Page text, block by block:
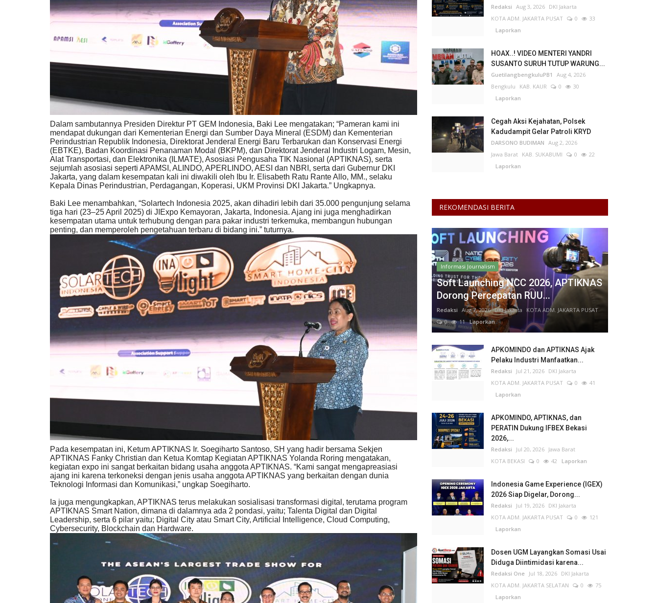
Dalam sambutannya Presiden Direktur PT GEM Indonesia, Baki Lee mengatakan; “Pameran kami ini
mendapat dukungan dari Kementerian Energi dan Sumber Daya Mineral (ESDM) dan Kementerian
Perindustrian Republik Indonesia, Direktorat Jenderal Energi Baru Terbarukan dan Konservasi Energi
(EBTKE), Badan Koordinasi Penanaman Modal (BKPM), dan Direktorat Jenderal Industri Logam, Mesin,
Alat Transportasi, dan Elektronika (ILMATE), Asosiasi Pengusaha TIK Nasional (APTIKNAS), serta
sejumlah asosiasi seperti APAMSI, ALINDO, APERLINDO, AESI dan NBRI, serta dari Gubernur DKI
Jakarta, yang dalam kesempatan kali ini diwakili oleh Ibu Ir. Elisabeth Ratu Rante Allo, MM., selaku
Kepala Dinas Perindustrian, Perdagangan, Koperasi, UKM Provinsi DKI Jakarta.” Ungkapnya.
Baki Lee menambahkan, “Solartech Indonesia 2025, akan dihadiri lebih dari 35.000 pengunjung selama
tiga hari (23–25 April 2025) di JIExpo Kemayoran, Jakarta, Indonesia. Ajang ini juga menghadirkan
kesempatan utama untuk terhubung dengan para pakar industri terkemuka, membangun hubungan
penting, dan memperoleh pengetahuan terbaru di bidang ini.” tuturnya.
Pada kesempatan ini, Ketum APTIKNAS Ir. Soegiharto Santoso, SH yang hadir bersama Sekjen
APTIKNAS Fanky Christian dan Ketua Komtap Kegiatan APTIKNAS Yolanda Roring mengatakan,
kegiatan expo ini sangat berkaitan bidang usaha anggota APTIKNAS. “Kami sangat mengapreasiasi
ajang ini karena terkoneksi dengan jenis usaha anggota APTIKNAS yang berkaitan dengan dunia
Teknologi Informasi dan Komunikasi,” ungkap Soegiharto.
Ia juga mengungkapkan, APTIKNAS terus melakukan sosialisasi transformasi digital, terutama program
APTIKNAS Smart Nation, dimana di dalamnya ada 2 pondasi, yaitu; Talenta Digital dan Digital
Leadership, serta 6 pilar yaitu; Digital City atau Smart City, Artificial Intelligence, Cloud Computing,
Cybersecurity, Blockchain dan Hardware.
Redaksi Aug 3, 2026 DKI Jakarta
KOTA ADM. JAKARTA PUSAT
0
33
Laporkan
HOAX..! VIDEO MENTERI YANDRI
SUSANTO SURUH TUTUP WARUNG...
GuetilangbengkuluPB1
Aug 4, 2026
Bengkulu
KAB. KAUR 0
30
Laporkan
Cegah Aksi Kejahatan, Polsek
Kadudampit Gelar Patroli KRYD
DARSONO BUDIMAN Aug 2, 2026
Jawa Barat KAB. SUKABUMI 0
22
Laporkan
REKOMENDASI BERITA
Informasi Journalism
Soft Launching NCC 2026, APTIKNAS
Dorong Percepatan RUU...
Redaksi Aug 7, 2026 DKI Jakarta
KOTA ADM. JAKARTA PUSAT
0
11Laporkan
APKOMINDO dan APTIKNAS Ajak
Pelaku Industri Manfaatkan...
Redaksi Jul 21, 2026 DKI Jakarta
KOTA ADM. JAKARTA PUSAT
0
41
Laporkan
APKOMINDO, APTIKNAS, dan
PERATIN Dukung IFBEX Bekasi
2026,...
Redaksi Jul 20, 2026 Jawa Barat
KOTA BEKASI
0 42 Laporkan
Indonesia Game Experience (IGEX)
2026 Siap Digelar, Dorong...
Redaksi Jul 19, 2026 DKI Jakarta
KOTA ADM. JAKARTA PUSAT
0
121
Laporkan
Dosen UGM Layangkan Somasi Usai
Diduga Diintimidasi karena...
Redaksi One Jul 18, 2026 DKI Jakarta
KOTA ADM. JAKARTA SELATAN
0
75
Laporkan